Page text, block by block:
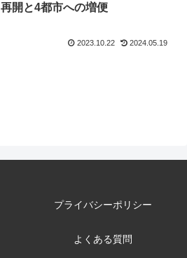
再開と4都市への増便
2023.10.22 2024.05.19
プライバシーポリシー
よくある質問